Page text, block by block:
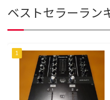
ベストセラーラン